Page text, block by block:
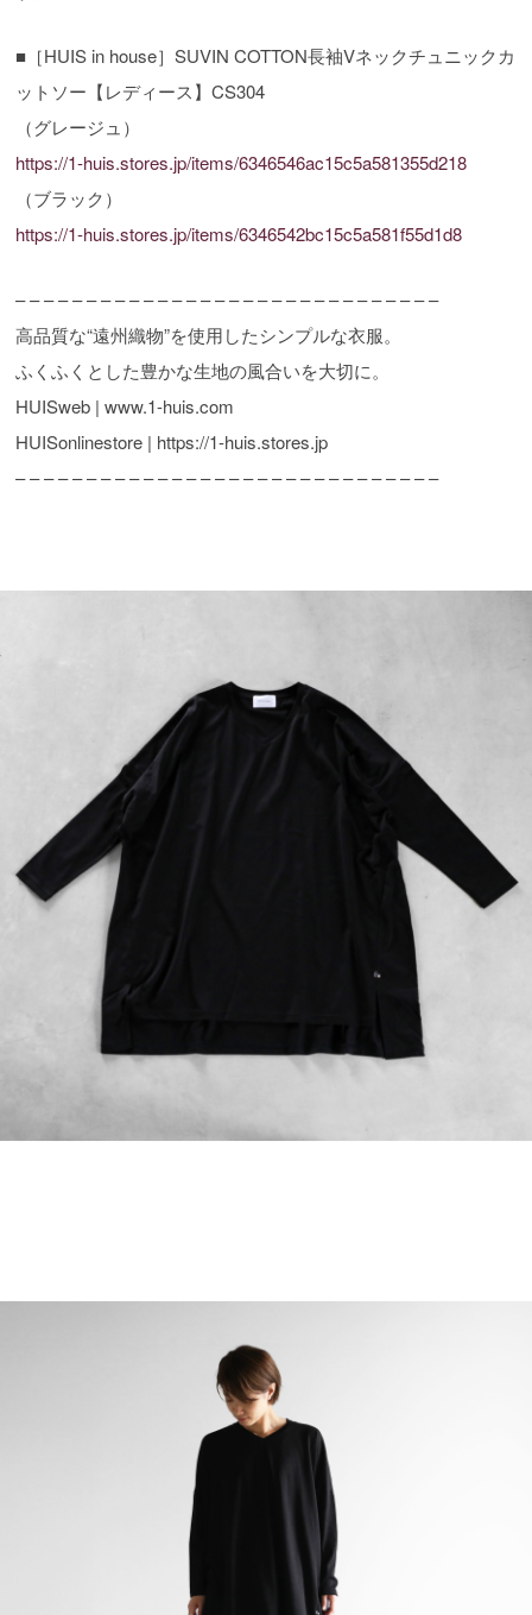
■［HUIS in house］SUVIN COTTON長袖Vネックチュニックカ
ットソー【レディース】CS304
（グレージュ）
https://1-huis.stores.jp/items/6346546ac15c5a581355d218
（ブラック）
https://1-huis.stores.jp/items/6346542bc15c5a581f55d1d8
– – – – – – – – – – – – – – – – – – – – – – – – – – – – – –
高品質な“遠州織物”を使用したシンプルな衣服。
ふくふくとした豊かな生地の風合いを大切に。
HUISweb | www.1-huis.com
HUISonlinestore | https://1-huis.stores.jp
– – – – – – – – – – – – – – – – – – – – – – – – – – – – – –